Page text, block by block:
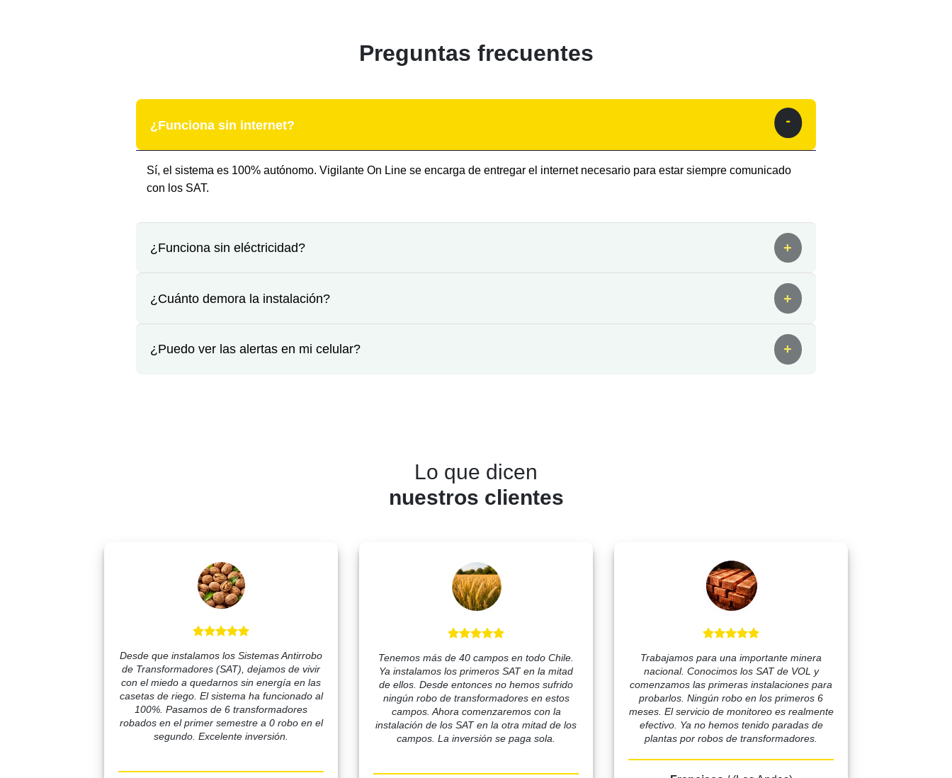
Preguntas frecuentes
¿Funciona sin internet?
Sí, el sistema es 100% autónomo. Vigilante On Line se encarga de entregar el internet necesario para estar siempre comunicado
con los SAT.
¿Funciona sin eléctricidad?
¿Cuánto demora la instalación?
¿Puedo ver las alertas en mi celular?
Lo que dicen
nuestros clientes
Desde que instalamos los Sistemas Antirrobo
de Transformadores (SAT), dejamos de vivir
con el miedo a quedarnos sin energía en las
casetas de riego. El sistema ha funcionado al
100%. Pasamos de 6 transformadores
robados en el primer semestre a 0 robo en el
segundo. Excelente inversión.
Tenemos más de 40 campos en todo Chile.
Ya instalamos los primeros SAT en la mitad
de ellos. Desde entonces no hemos sufrido
ningún robo de transformadores en estos
campos. Ahora comenzaremos con la
instalación de los SAT en la otra mitad de los
campos. La inversión se paga sola.
Trabajamos para una importante minera
nacional. Conocimos los SAT de VOL y
comenzamos las primeras instalaciones para
probarlos. Ningún robo en los primeros 6
meses. El servicio de monitoreo es realmente
efectivo. Ya no hemos tenido paradas de
plantas por robos de transformadores.